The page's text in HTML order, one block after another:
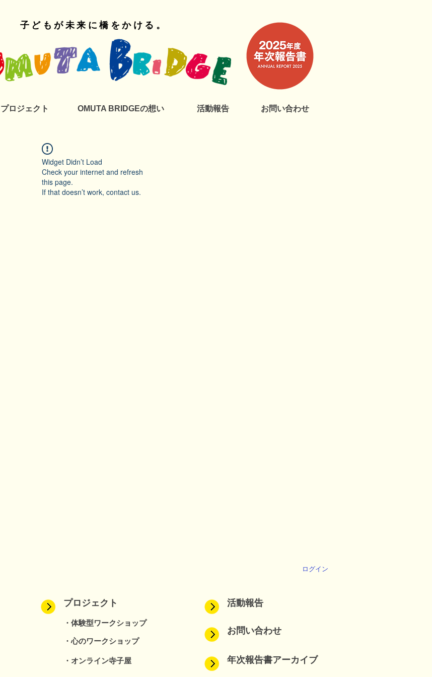
子どもが未来に橋をかける。
プロジェクト OMUTA BRIDGEの想い 活動報告 お問い合わせ
Widget Didn’t Load
Check your internet and refresh
this page.
If that doesn’t work, contact us.
ログイン
プロジェクト
・体験型ワークショップ
・心のワークショップ
・オンライン寺子屋
活動報告
お問い合わせ
年次報告書アーカイブ